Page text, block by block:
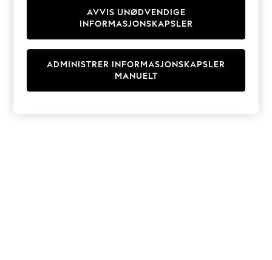
Cardigans
Dresses
Sets & Outfits
T-Shirts
ADMINISTRER INFORMASJONSKAPSLER
MANUELT
AVVIS UNØDVENDIGE
INFORMASJONSKAPSLER